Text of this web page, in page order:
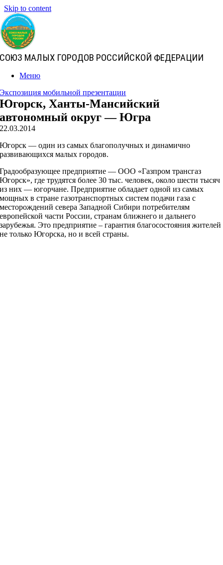
Skip to content
СОЮЗ МАЛЫХ ГОРОДОВ РОССИЙСКОЙ ФЕДЕРАЦИИ
Меню
Экспозиция мобильной презентации
Югорск, Ханты-Мансийский
автономный округ — Югра
22.03.2014
Югорск — один из самых благополучных и динамично
развивающихся малых городов.
Градообразующее предприятие — ООО «Газпром трансгаз
Югорск», где трудятся более 30 тыс. человек, около шести тысяч
из них — югорчане. Предприятие обладает одной из самых
мощных в стране газотранспортных систем подачи газа с
месторождений севера Западной Сибири потребителям
европейской части России, странам ближнего и дальнего
зарубежья. Это предприятие – гарантия благосостояния жителей
не только Югорска, но и всей страны.